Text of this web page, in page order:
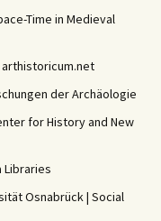
Time in Medieval
der Archäologie
for History and New
Libraries
Osnabrück | Social